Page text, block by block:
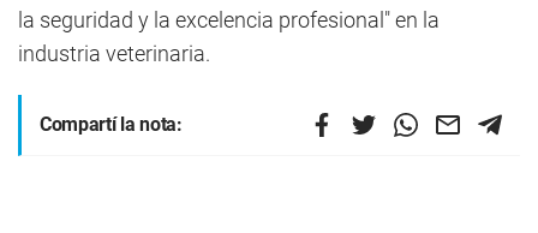
la seguridad y la excelencia profesional" en la
industria veterinaria.
Compartí la nota: